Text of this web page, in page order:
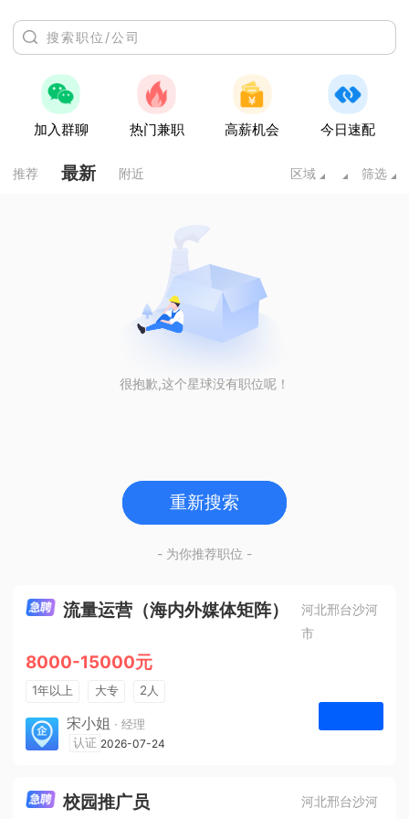
加入群聊 热门兼职 高薪机会 今日速配
推荐 最新 附近 区域 筛选
很抱歉,这个星球没有职位呢！
重新搜索
- 为你推荐职位 -
流量运营（海内外媒体矩阵）
河北邢台沙河
市
8000-15000元
1年以上 大专
2人
法定节假日
宋小姐 · 经理
河北众杰网络科技有限公司
认证 2026-07-24
校园推广员
河北邢台沙河